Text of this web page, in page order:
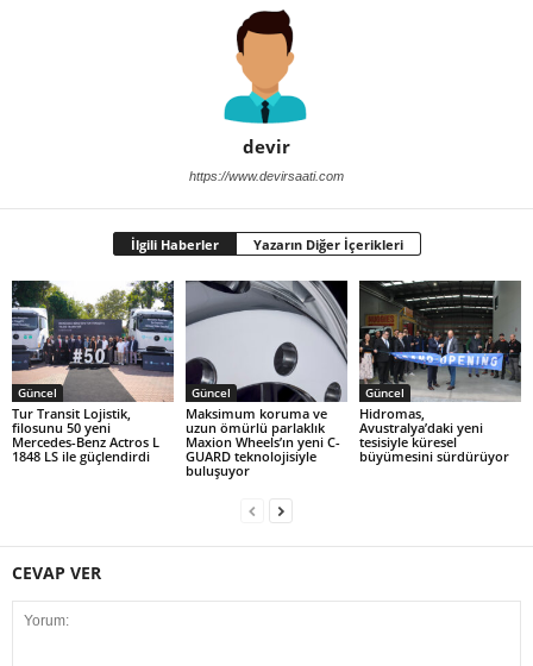
devir
https://www.devirsaati.com
İlgili Haberler Yazarın Diğer İçerikleri
Güncel
Tur Transit Lojistik,
filosunu 50 yeni
Mercedes-Benz Actros L
1848 LS ile güçlendirdi
Güncel
Maksimum koruma ve
uzun ömürlü parlaklık
Maxion Wheels’ın yeni C-
GUARD teknolojisiyle
buluşuyor
Güncel
Hidromas,
Avustralya’daki yeni
tesisiyle küresel
büyümesini sürdürüyor
CEVAP VER